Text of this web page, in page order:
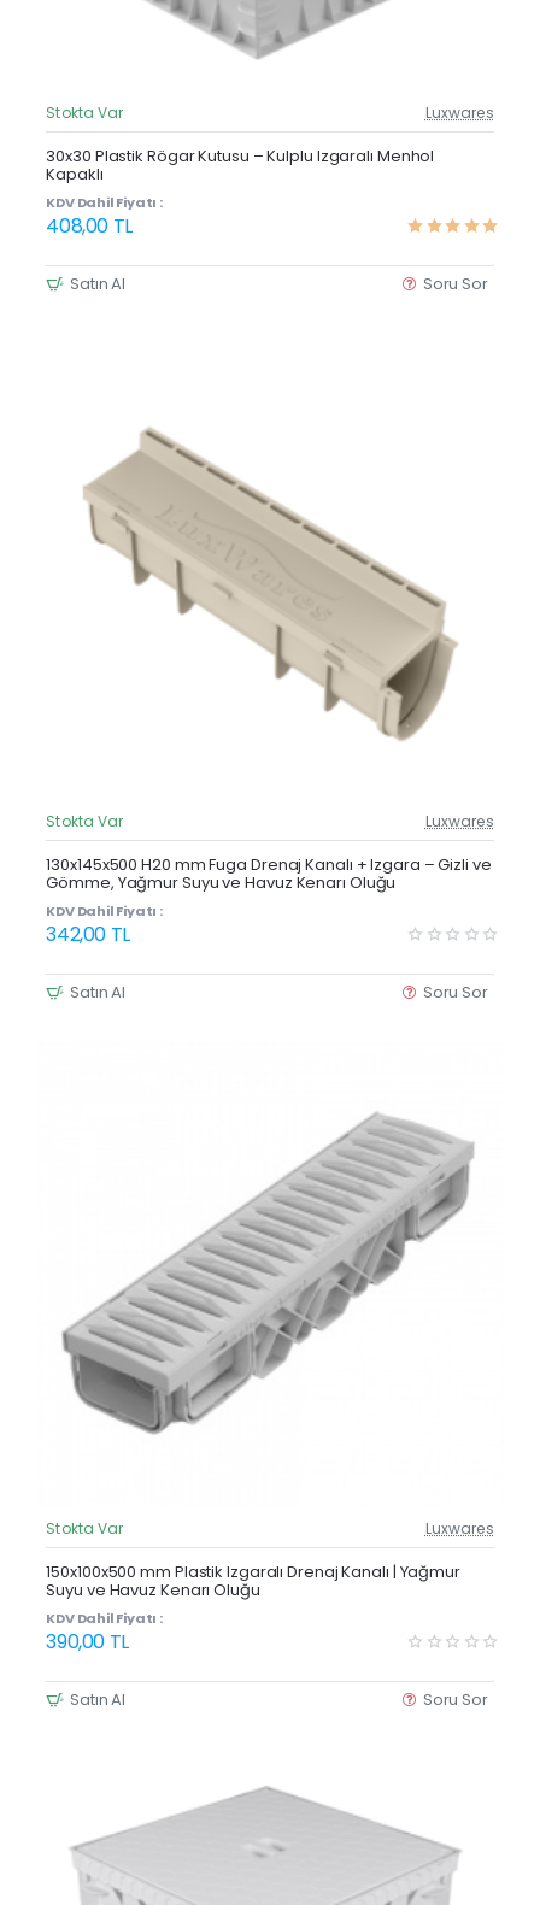
Güncel Fiyat
Stokta Var Luxwares
30x30 Plastik Rögar Kutusu – Kulplu Izgaralı Menhol
Kapaklı
KDV Dahil Fiyatı :
408,00 TL
Satın Al Soru Sor
Güncel Fiyat
Yeni Ürün
Stokta Var Luxwares
130x145x500 H20 mm Fuga Drenaj Kanalı + Izgara – Gizli ve
Gömme, Yağmur Suyu ve Havuz Kenarı Oluğu
KDV Dahil Fiyatı :
342,00 TL
Satın Al Soru Sor
Güncel Fiyat
Yeni Ürün
Stokta Var Luxwares
150x100x500 mm Plastik Izgaralı Drenaj Kanalı | Yağmur
Suyu ve Havuz Kenarı Oluğu
KDV Dahil Fiyatı :
390,00 TL
Satın Al Soru Sor